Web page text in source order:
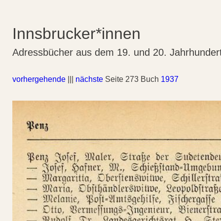
Innsbrucker*innen
Adressbücher aus dem 19. und 20.
vorhergehende nächste Seite 273 Buch 1937